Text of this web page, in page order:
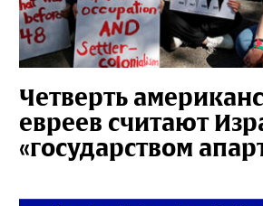
Четверть
евреев считают
«государством